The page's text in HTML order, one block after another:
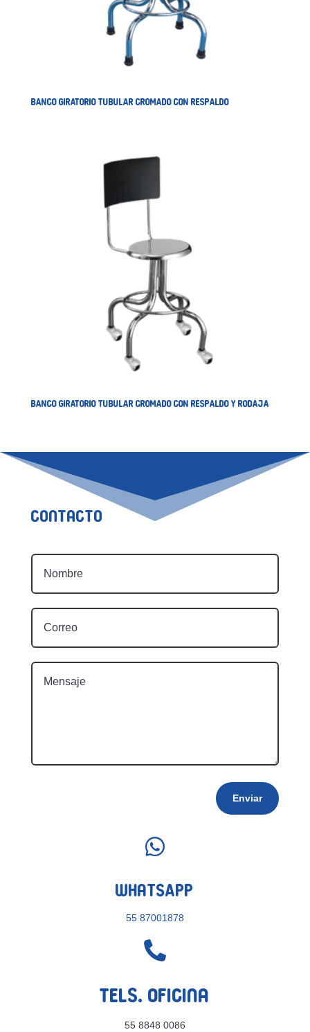
BANCO GIRATORIO TUBULAR CROMADO CON RESPALDO
BANCO GIRATORIO TUBULAR CROMADO CON RESPALDO Y RODAJA
Contacto
Enviar

WhatsApp
55 87001878

Tels. Oficina
55 8848 0086